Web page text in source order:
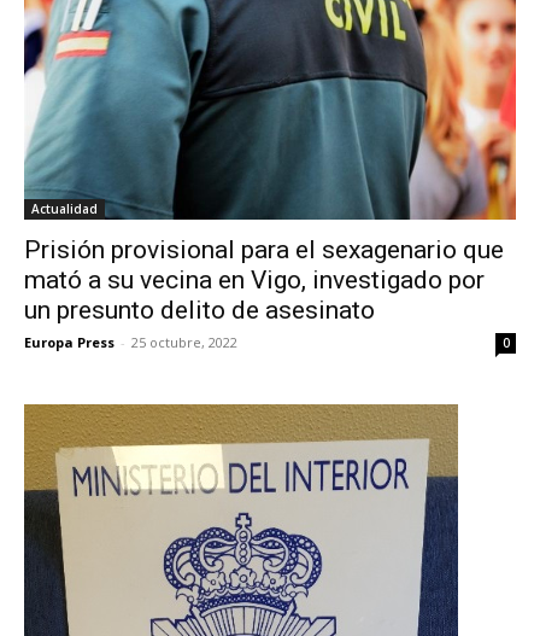
Actualidad
Prisión provisional para el sexagenario que
mató a su vecina en Vigo, investigado por
un presunto delito de asesinato
Europa Press - 25 octubre, 2022 0